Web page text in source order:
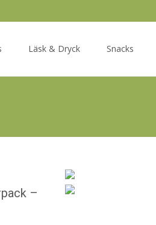
Läsk & Dryck Snacks
–